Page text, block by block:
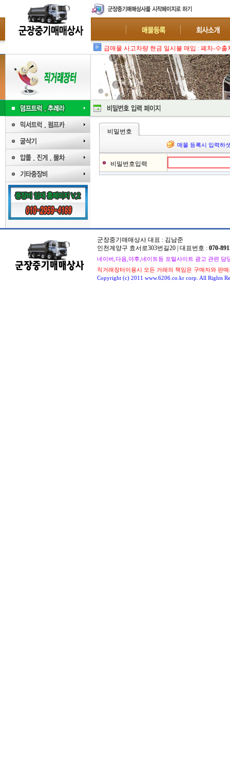
급매물 사고차량 현금 일시불 매입 : 폐차-수
비밀번호
매물 등록시 입력하
비밀번호입력
군장중기매매상사 대표 : 김남준
인천계양구 효서로303번길20 | 대표번호 : 070-
네이버,다음,야후,네이트등 포털사이트 광고 관련 담
직거래장터이용시 모든 거래의 책임은 구매자와 판
Copyright (c) 2011 www.6206.co.kr corp. All Rights